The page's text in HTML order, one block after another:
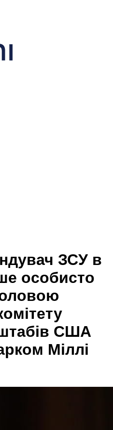
ЗСУ в
особисто
США
Міллі